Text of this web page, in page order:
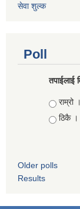
सेवा शुल्क
Poll
तपाईलाई
Choices
राम्रो ।
ठिकै ।
Older polls
Results